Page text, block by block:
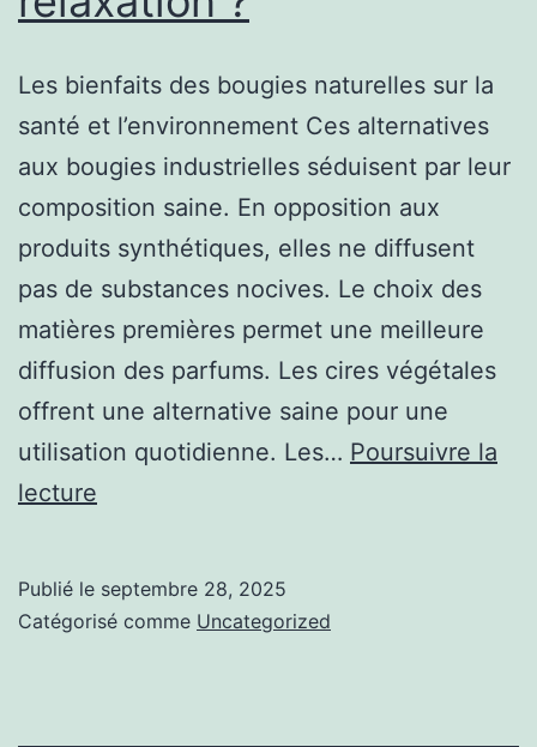
Les bienfaits des bougies naturelles sur la
santé et l’environnement Ces alternatives
aux bougies industrielles séduisent par leur
composition saine. En opposition aux
produits synthétiques, elles ne diffusent
pas de substances nocives. Le choix des
matières premières permet une meilleure
diffusion des parfums. Les cires végétales
offrent une alternative saine pour une
utilisation quotidienne. Les… Poursuivre la
lecture
bien-
Publié le septembre 28, 2025
Catégorisé comme Uncategorized